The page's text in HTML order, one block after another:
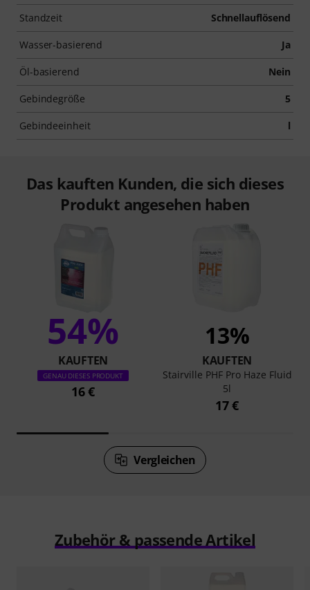
Standzeit Schnellauflösend
Wasser-basierend Ja
Öl-basierend Nein
Gebindegröße 5
Gebindeeinheit l
Das kauften Kunden, die sich dieses
Produkt angesehen haben
54%
KAUFTEN
GENAU DIESES PRODUKT
16 €
13%
KAUFTEN
Stairville PHF Pro Haze Fluid
5l
17 €
Vergleichen
Zubehör & passende Artikel